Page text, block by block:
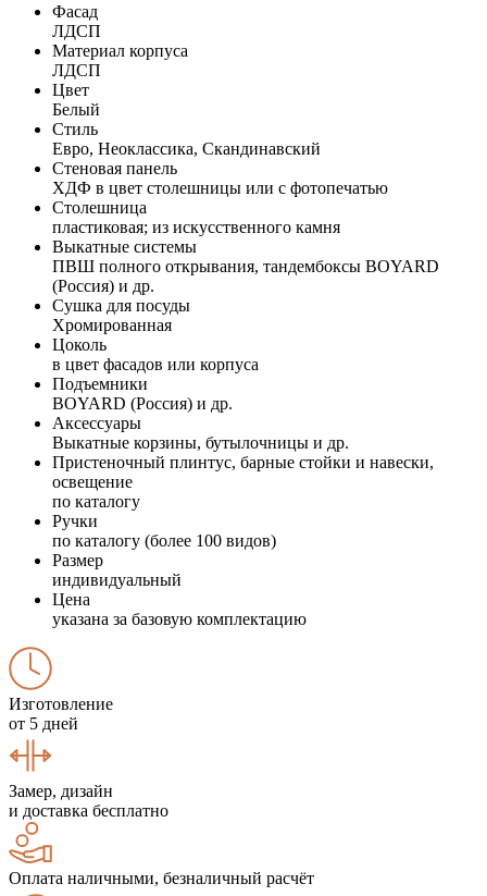
Фасад
ЛДСП
Материал корпуса
ЛДСП
Цвет
Белый
Стиль
Евро, Неоклассика, Скандинавский
Стеновая панель
ХДФ в цвет столешницы или с фотопечатью
Столешница
пластиковая; из искусственного камня
Выкатные системы
ПВШ полного открывания, тандембоксы BOYARD
(Россия) и др.
Сушка для посуды
Хромированная
Цоколь
в цвет фасадов или корпуса
Подъемники
BOYARD (Россия) и др.
Аксессуары
Выкатные корзины, бутылочницы и др.
Пристеночный плинтус, барные стойки и навески,
освещение
по каталогу
Ручки
по каталогу (более 100 видов)
Размер
индивидуальный
Цена
указана за базовую комплектацию
Изготовление
от 5 дней
Замер, дизайн
и доставка бесплатно
Оплата наличными, безналичный расчёт